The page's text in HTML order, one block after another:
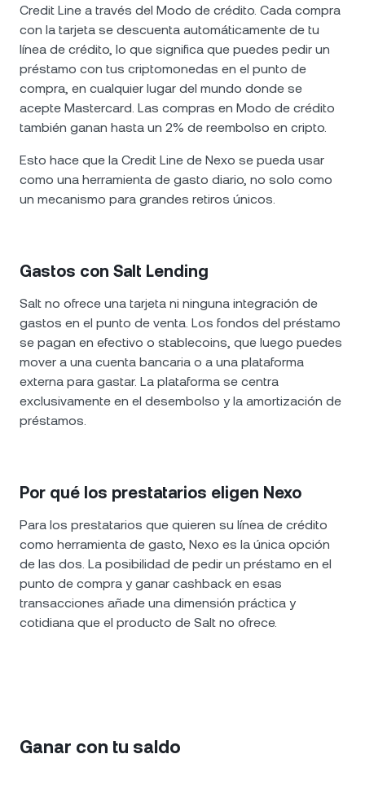
Credit Line a través del Modo de crédito. Cada compra
con la tarjeta se descuenta automáticamente de tu
línea de crédito, lo que significa que puedes pedir un
préstamo con tus criptomonedas en el punto de
compra, en cualquier lugar del mundo donde se
acepte Mastercard. Las compras en Modo de crédito
también ganan hasta un 2% de reembolso en cripto.
Esto hace que la Credit Line de Nexo se pueda usar
como una herramienta de gasto diario, no solo como
un mecanismo para grandes retiros únicos.
Gastos con Salt Lending
Salt no ofrece una tarjeta ni ninguna integración de
gastos en el punto de venta. Los fondos del préstamo
se pagan en efectivo o stablecoins, que luego puedes
mover a una cuenta bancaria o a una plataforma
externa para gastar. La plataforma se centra
exclusivamente en el desembolso y la amortización de
préstamos.
Por qué los prestatarios eligen Nexo
Para los prestatarios que quieren su línea de crédito
como herramienta de gasto, Nexo es la única opción
de las dos. La posibilidad de pedir un préstamo en el
punto de compra y ganar cashback en esas
transacciones añade una dimensión práctica y
cotidiana que el producto de Salt no ofrece.
Ganar con tu saldo